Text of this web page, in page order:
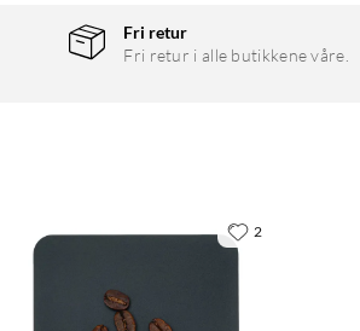
Fri retur
Fri retur i alle butikkene våre.
2